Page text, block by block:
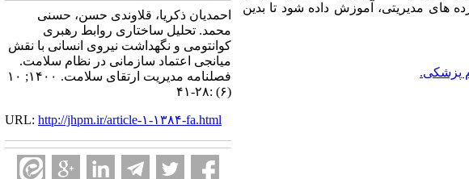
های مدیریتی، آموزش داده شود تا بدین
پزشکی.
احمدیان ذکریا، قلاوندی حسن، حسنی
محمد. تحلیل ساختاری روابط رهبری
کوانتومی و نگهداشت نیروی انسانی با نقش
میانجی اعتماد سازمانی در نظام سلامت.
فصلنامه مدیریت ارتقای سلامت. ۱۴۰۰; ۱۰
(۶) :۲۸-۴۱
URL: http://jhpm.ir/article-۱-۱۳۸۴-fa.html